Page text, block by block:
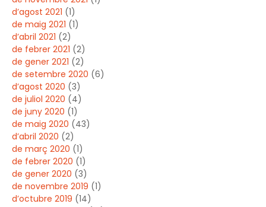
d’agost 2021 (1)
de maig 2021 (1)
d’abril 2021 (2)
de febrer 2021 (2)
de gener 2021 (2)
de setembre 2020 (6)
d’agost 2020 (3)
de juliol 2020 (4)
de juny 2020 (1)
de maig 2020 (43)
d’abril 2020 (2)
de març 2020 (1)
de febrer 2020 (1)
de gener 2020 (3)
de novembre 2019 (1)
d’octubre 2019 (14)